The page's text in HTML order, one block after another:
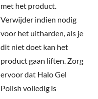
met het product.
Verwijder indien nodig
voor het uitharden, als je
dit niet doet kan het
product gaan liften. Zorg
ervoor dat Halo Gel
Polish volledig is